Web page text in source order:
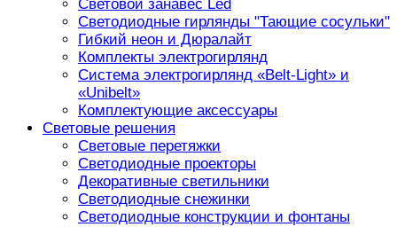
Световой занавес Led
Светодиодные гирлянды "Тающие сосульки"
Гибкий неон и Дюралайт
Комплекты электрогирлянд
Система электрогирлянд «Belt-Light» и
«Unibelt»
Комплектующие аксессуары
Световые решения
Световые перетяжки
Светодиодные проекторы
Декоративные светильники
Светодиодные снежинки
Светодиодные конструкции и фонтаны